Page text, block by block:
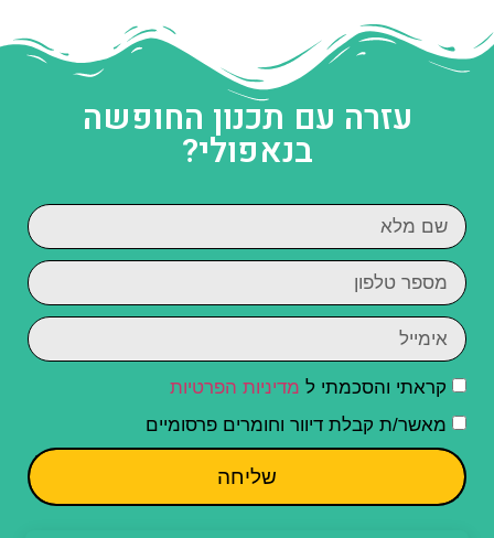
עזרה עם תכנון החופשה
בנאפולי?
קראתי והסכמתי ל מדיניות הפרטיות
מאשר/ת קבלת דיוור וחומרים פרסומיים
שליחה